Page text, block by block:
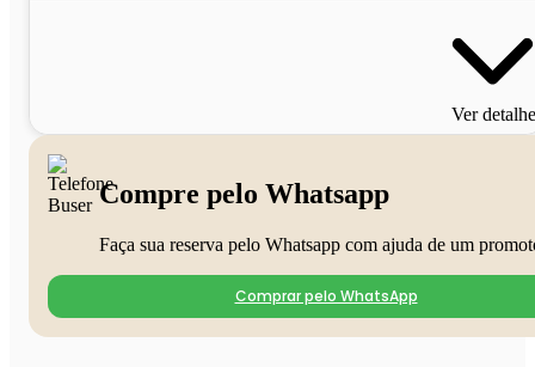
Ver
Compre pelo Whatsapp
Faça sua reserva pelo Whatsapp com ajuda de um
Comprar pelo WhatsApp